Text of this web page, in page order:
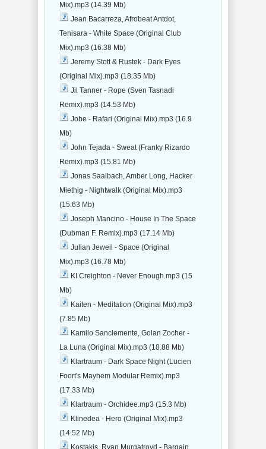
Mix).mp3 (14.39 Mb)
Jean Bacarreza, Afrobeat Antdot,
Tenisara - White Space (Original Club
Mix).mp3 (16.38 Mb)
Jeremy Stott & Rustek - Dark Eyes
(Original Mix).mp3 (18.35 Mb)
Jil Tanner - Rope (Sven Tasnadi
Remix).mp3 (14.53 Mb)
Jobe - Rafari (Original Mix).mp3 (16.9
Mb)
John Tejada - Sweat (Franky Rizardo
Remix).mp3 (15.81 Mb)
Jonas Saalbach, Amber Long, Hacker
Miethig - Nightwalk (Original Mix).mp3
(15.63 Mb)
Joseph Mancino - House In The Space
(Dubman F. Remix).mp3 (17.14 Mb)
Julian Jeweil - Space (Original
Mix).mp3 (16.78 Mb)
KI Creighton - Never Enough.mp3 (15
Mb)
Kaiten - Meditation (Original Mix).mp3
(7.85 Mb)
Kamilo Sanclemente, Golan Zocher -
La Luna (Original Mix).mp3 (18.88 Mb)
Klartraum - Dark Space Night (Lucien
Foort's Mayhem Modular Remix).mp3
(17.33 Mb)
Klartraum - Orchidee.mp3 (15.3 Mb)
Klinedea - Hero (Original Mix).mp3
(14.52 Mb)
Kostakis, Ryan Murgatroyd - Bargain